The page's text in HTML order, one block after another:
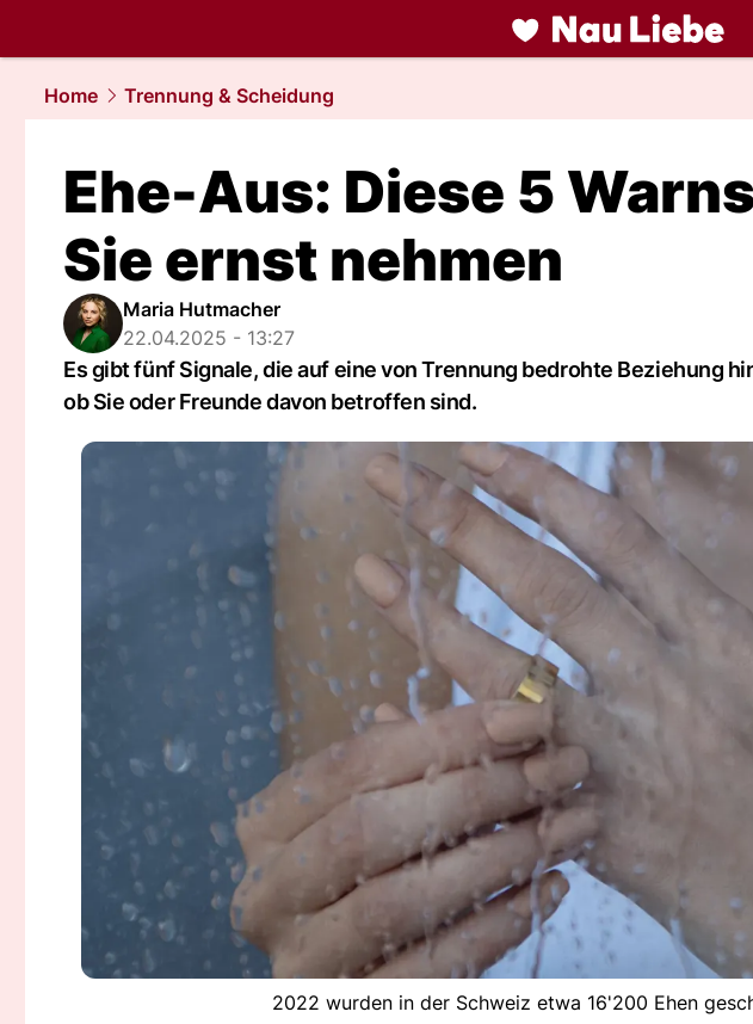
liebe.NAU.ch
Home
Trennung & Scheidung
Ehe-Aus: Diese 5
Sie ernst nehmen
Maria Hutmacher
22.04.2025 - 13:27
Es gibt fünf Signale, die auf eine von Trennung bedrohte Beziehung
ob Sie oder Freunde davon betroffen sind.
2022 wurden in der Schweiz etwa 16'200 Ehen